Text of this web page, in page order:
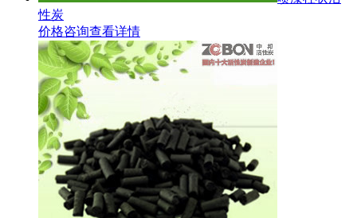
性炭
价格咨询查看详情